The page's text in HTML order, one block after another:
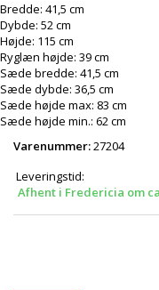
Bredde: 41,5 cm
Dybde: 52 cm
Højde: 115 cm
Ryglæn højde: 39 cm
Sæde bredde: 41,5 cm
Sæde dybde: 36,5 cm
Sæde højde max: 83 cm
Sæde højde min.: 62 cm
Varenummer:27204
Leveringstid:
Afhent i Fredericia om